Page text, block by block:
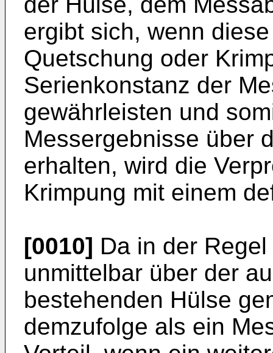
ergibt sich, wenn
Quetschung oder
Serienkonstanz der
gewährleisten und
Messergebnisse über
erhalten, wird die
Krimpung mit einem
[0010] Da in der
unmittelbar über der
bestehenden Hülse
demzufolge als ein